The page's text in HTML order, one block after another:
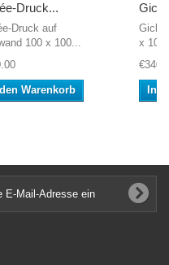
Druck...
Druck auf
100 x 100...
Warenkorb
x 100
In